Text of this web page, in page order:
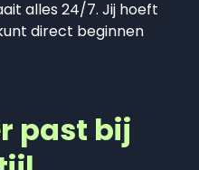
alles 24/7. Jij hoeft
direct beginnen
past bij